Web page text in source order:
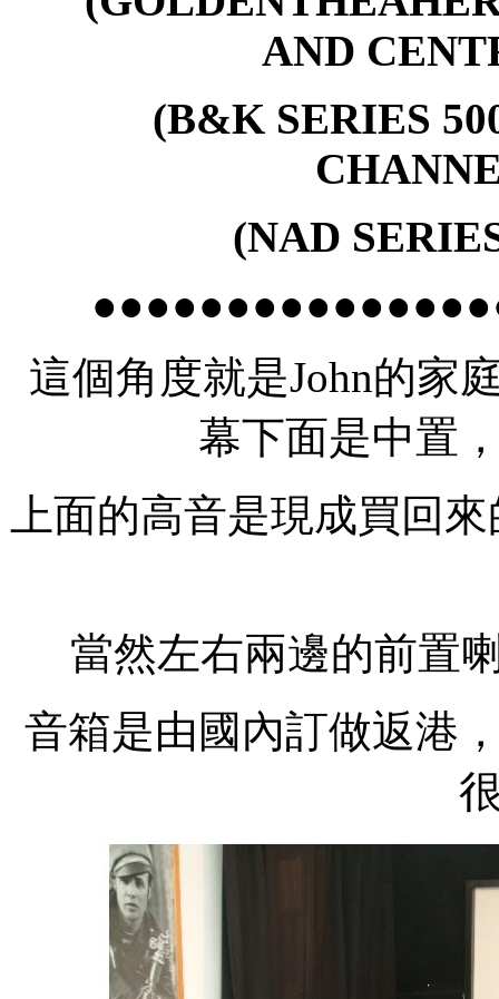
AND
(B&K SERIES
(NAD
這個角度就是John的家
幕下面是中置
上面的高音是現成買回
當然左右兩邊的前置
音箱是由國內訂做返港